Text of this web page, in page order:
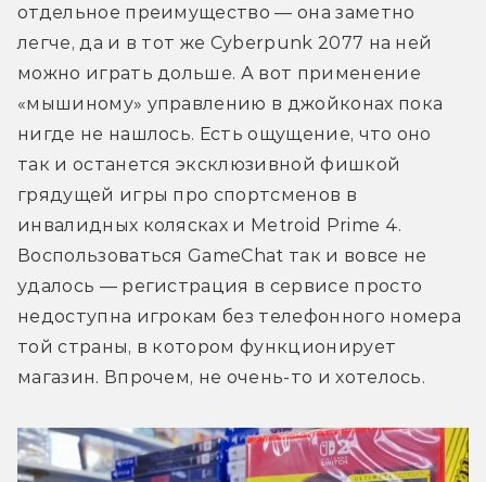
отдельное преимущество — она заметно
легче, да и в тот же Cyberpunk 2077 на ней
можно играть дольше. А вот применение
«мышиному» управлению в джойконах пока
нигде не нашлось. Есть ощущение, что оно
так и останется эксклюзивной фишкой
грядущей игры про спортсменов в
инвалидных колясках и Metroid Prime 4.
Воспользоваться GameChat так и вовсе не
удалось — регистрация в сервисе просто
недоступна игрокам без телефонного номера
той страны, в котором функционирует
магазин. Впрочем, не очень-то и хотелось.